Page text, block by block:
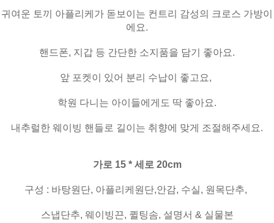
귀여운 토끼 아플리케가 돋보이는 컨트리 감성의 크로스 가방이
에요.
핸드폰, 지갑 등 간단한 소지품을 담기 좋아요.
앞 포켓이 있어 분리 수납이 좋고요,
학원 다니는 아이들에게도 딱 좋아요.
내추럴한 웨이빙 핸들로 길이는 취향에 맞게 조절해주세요.
가로 15 * 세로 20cm
구성 : 바탕원단, 아플리케원단,안감, 수실, 원목단추,
스냅단추, 웨이빙끈, 퀼팅솜, 설명서 & 실물본